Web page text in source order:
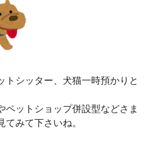
トシッター、犬猫一時預かりと
ペットショップ併設型などさま
てみて下さいね。